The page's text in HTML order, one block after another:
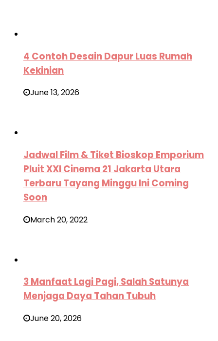
4 Contoh Desain Dapur Luas Rumah
Kekinian
June 13, 2026
Jadwal Film & Tiket Bioskop Emporium
Pluit XXI Cinema 21 Jakarta Utara
Terbaru Tayang Minggu Ini Coming
Soon
March 20, 2022
3 Manfaat Lagi Pagi, Salah Satunya
Menjaga Daya Tahan Tubuh
June 20, 2026